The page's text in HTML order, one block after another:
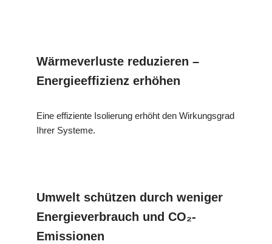
Wärmeverluste reduzieren –
Energieeffizienz erhöhen
Eine effiziente Isolierung erhöht den Wirkungsgrad
Ihrer Systeme.
Umwelt schützen durch weniger
Energieverbrauch und CO₂-
Emissionen